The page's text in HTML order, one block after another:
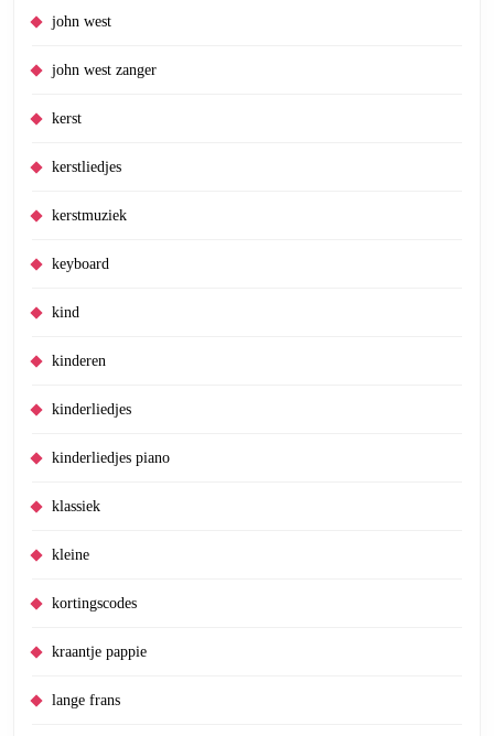
john west
john west zanger
kerst
kerstliedjes
kerstmuziek
keyboard
kind
kinderen
kinderliedjes
kinderliedjes piano
klassiek
kleine
kortingscodes
kraantje pappie
lange frans